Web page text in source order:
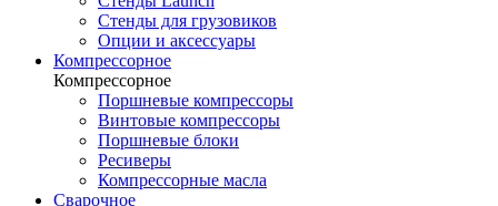
Стенды для грузовиков
Опции и аксессуары
Компрессорное
Компрессорное
Поршневые компрессоры
Винтовые компрессоры
Поршневые блоки
Ресиверы
Компрессорные масла
Сварочное